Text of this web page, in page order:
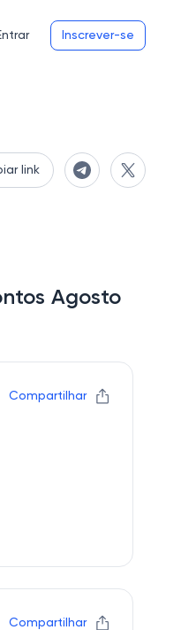
Inscrever-se
link
Agosto
Compartilhar
Compartilhar